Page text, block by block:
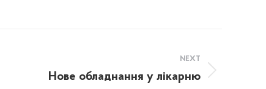
NEXT
Нове обладнання у лікарню